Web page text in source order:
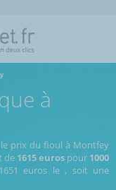
à
prix du fioul à Montfey
de 1615 euros pour 1000
euros le, soit une